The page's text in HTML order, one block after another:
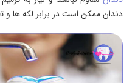
دندان ممکن است در برابر لکه ها